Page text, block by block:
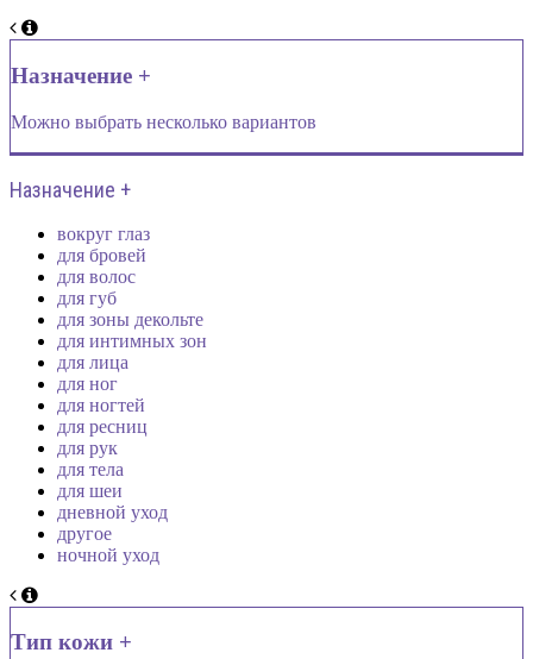
Назначение +
Можно выбрать несколько вариантов
Назначение +
вокруг глаз
для бровей
для волос
для губ
для зоны декольте
для интимных зон
для лица
для ног
для ногтей
для ресниц
для рук
для тела
для шеи
дневной уход
другое
ночной уход
Тип кожи +